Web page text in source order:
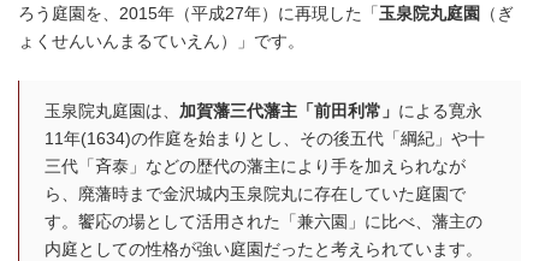
ろう庭園を、2015年（平成27年）に再現した「玉泉院丸庭園
（ぎ
ょくせんいんまるていえん）」です。
玉泉院丸庭園は、 加賀藩三代藩主「前田利常」 による寛永
11年(1634)の作庭を始まりとし、その後五代「綱紀」や十
三代「斉泰」などの歴代の藩主により手を加えられなが
ら、廃藩時まで金沢城内玉泉院丸に存在していた庭園で
す。饗応の場として活用された「兼六園」に比べ、藩主の
内庭としての性格が強い庭園だったと考えられています。